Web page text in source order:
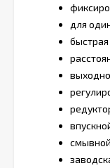
для
смывной